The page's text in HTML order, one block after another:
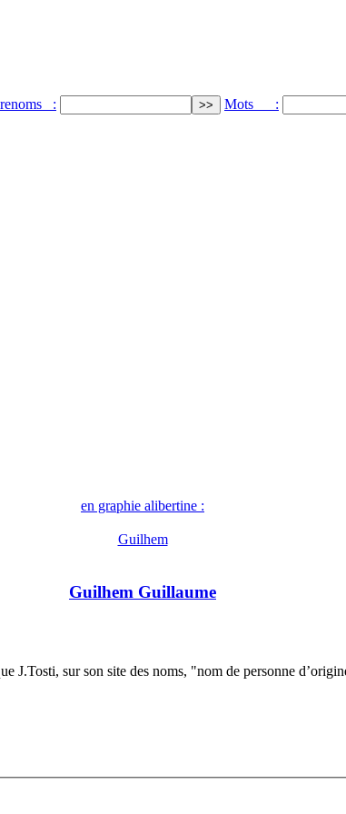
: Mots :
en graphie alibertine :
Guilhem
Guilhem Guillaume
J.Tosti, sur son site des noms, "nom de personne